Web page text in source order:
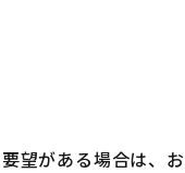
望がある場合は、お